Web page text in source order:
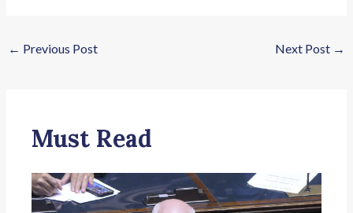
← Previous Post Next Post →
Must Read